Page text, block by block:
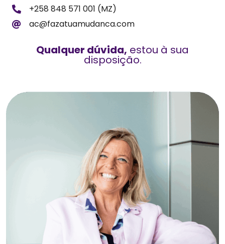
+258 848 571 001 (MZ)
ac@fazatuamudanca.com
Qualquer dúvida, estou à sua
disposição.